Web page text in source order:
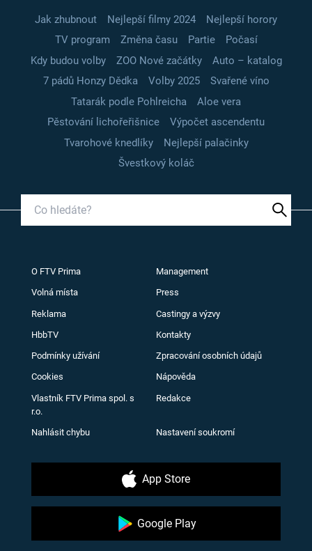
Jak zhubnout Nejlepší filmy 2024
Nejlepší horory
TV program
Změna času Partie
Počasí
Kdy budou volby
ZOO Nové začátky
Auto – katalog
7 pádů Honzy Dědka
Volby 2025
Svařené víno
Tatarák podle Pohlreicha
Aloe vera
Pěstování lichořeřišnice
Výpočet ascendentu
Tvarohové knedlíky
Nejlepší palačinky
Švestkový koláč
O FTV Prima Management
Volná místa Press
Reklama Castingy a výzvy
HbbTV Kontakty
Podmínky užívání Zpracování osobních údajů
Cookies Nápověda
Vlastník FTV Prima spol. s
r.o.
Redakce
Nahlásit chybu Nastavení soukromí
App Store
Google Play